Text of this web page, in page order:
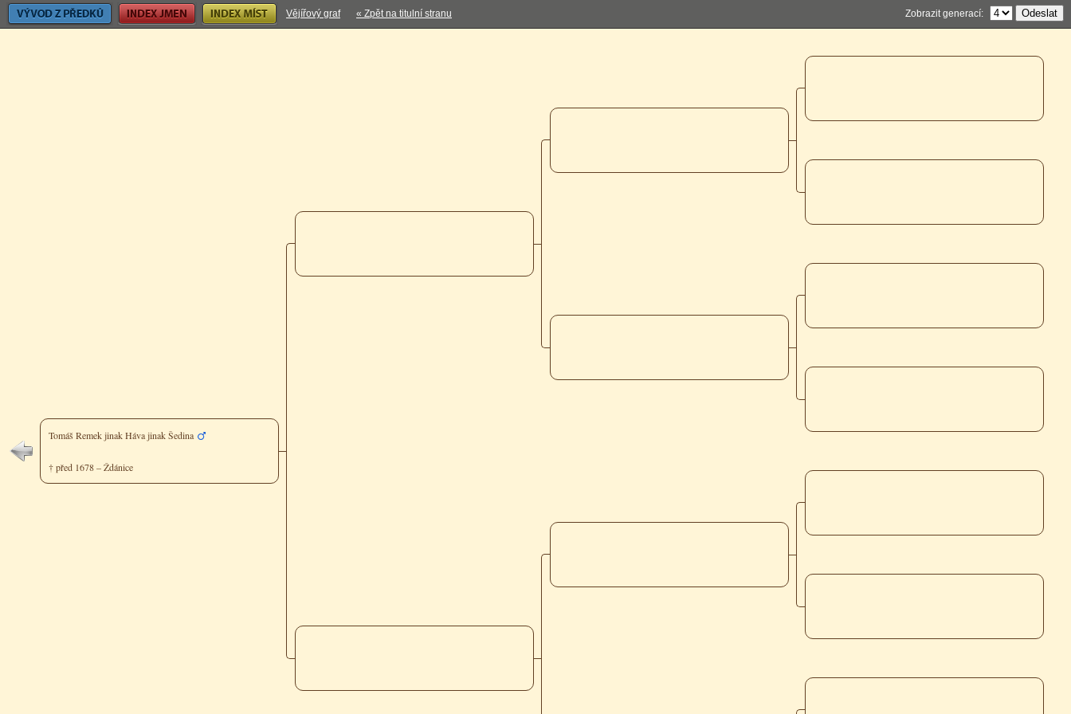
Vývod z předků Index jmen Index míst Vějířový graf « Zpět na titulní stranu Zobrazit generací:
Tomáš Remek jinak Háva jinak Šedina
† před 1678 – Ždánice